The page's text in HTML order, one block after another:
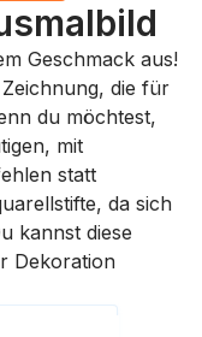
Geschmack aus!
die für
du möchtest,
mit
statt
da sich
kannst diese
Dekoration